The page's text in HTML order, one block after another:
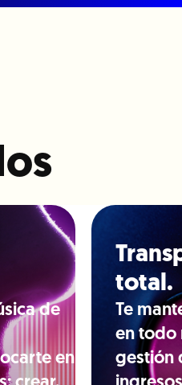
de
en
total.
Te
en todo
gestión